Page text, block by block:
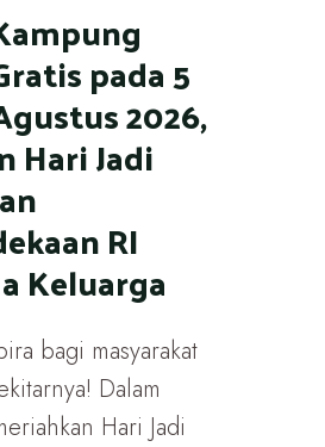
pada 5
2026,
Hari Jadi
RI
Keluarga
bagi masyarakat
Dalam
Hari Jadi